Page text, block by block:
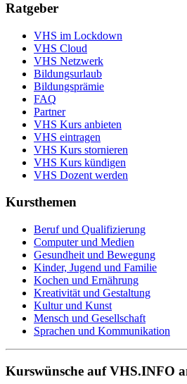
Ratgeber
VHS im Lockdown
VHS Cloud
VHS Netzwerk
Bildungsurlaub
Bildungsprämie
FAQ
Partner
VHS Kurs anbieten
VHS eintragen
VHS Kurs stornieren
VHS Kurs kündigen
VHS Dozent werden
Kursthemen
Beruf und Qualifizierung
Computer und Medien
Gesundheit und Bewegung
Kinder, Jugend und Familie
Kochen und Ernährung
Kreativität und Gestaltung
Kultur und Kunst
Mensch und Gesellschaft
Sprachen und Kommunikation
Kurswünsche auf VHS.INFO